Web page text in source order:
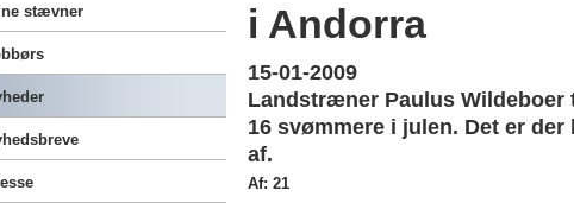
stævner
i Andorra
15-01-2009
Landstræner Paulus
16 svømmere i julen. Det er
af.
Af: 21